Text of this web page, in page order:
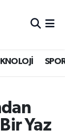
Yaz